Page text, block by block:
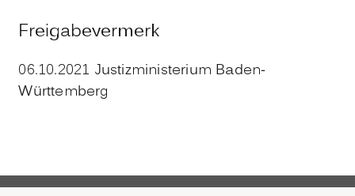
Freigabevermerk
06.10.2021 Justizministerium Baden-
Württemberg